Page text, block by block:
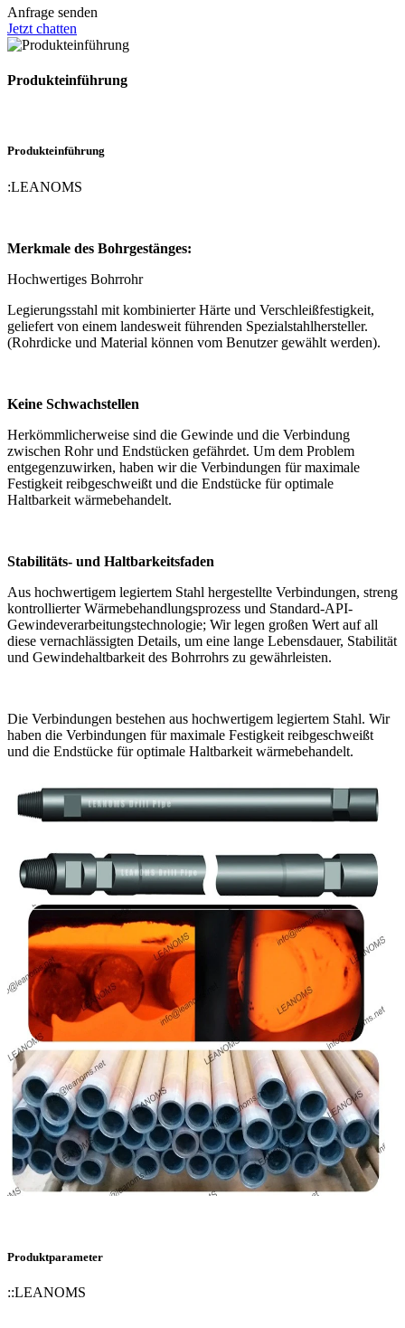
Anfrage senden
Jetzt chatten
Produkteinführung
Produkteinführung
:LEANOMS
Merkmale des Bohrgestänges:
Hochwertiges Bohrrohr
Legierungsstahl mit kombinierter Härte und Verschleißfestigkeit,
geliefert von einem landesweit führenden Spezialstahlhersteller.
(Rohrdicke und Material können vom Benutzer gewählt werden).
Keine Schwachstellen
Herkömmlicherweise sind die Gewinde und die Verbindung
zwischen Rohr und Endstücken gefährdet. Um dem Problem
entgegenzuwirken, haben wir die Verbindungen für maximale
Festigkeit reibgeschweißt und die Endstücke für optimale
Haltbarkeit wärmebehandelt.
Stabilitäts- und Haltbarkeitsfaden
Aus hochwertigem legiertem Stahl hergestellte Verbindungen, streng
kontrollierter Wärmebehandlungsprozess und Standard-API-
Gewindeverarbeitungstechnologie; Wir legen großen Wert auf all
diese vernachlässigten Details, um eine lange Lebensdauer, Stabilität
und Gewindehaltbarkeit des Bohrrohrs zu gewährleisten.
Die Verbindungen bestehen aus hochwertigem legiertem Stahl. Wir
haben die Verbindungen für maximale Festigkeit reibgeschweißt
und die Endstücke für optimale Haltbarkeit wärmebehandelt.
Produktparameter
::LEANOMS